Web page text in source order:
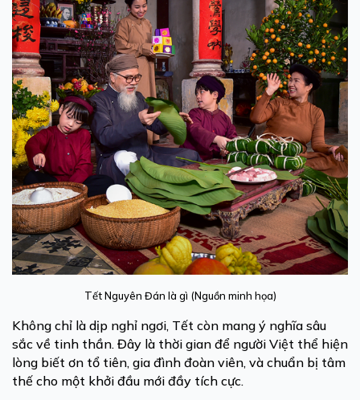
Tết Nguyên Đán là gì (Nguồn minh họa)
Không chỉ là dịp nghỉ ngơi, Tết còn mang ý nghĩa sâu
sắc về tinh thần. Đây là thời gian để người Việt thể hiện
lòng biết ơn tổ tiên, gia đình đoàn viên, và chuẩn bị tâm
thế cho một khởi đầu mới đầy tích cực.